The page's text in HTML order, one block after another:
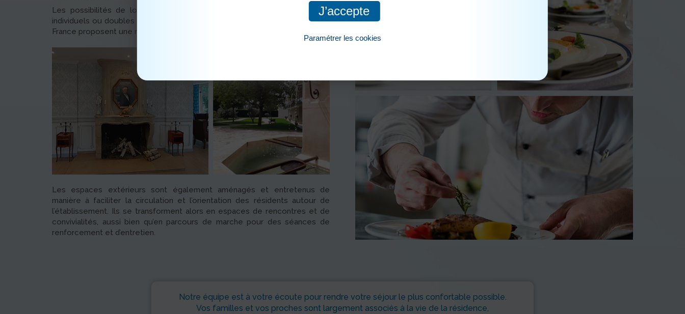
Les possibilités de logement sont variées : en chambre ou en studio,
individuels ou doubles ; à chaque type de demande, les résidences SEDNA
France proposent une réponse adaptée.
Les espaces extérieurs sont également aménagés et entretenus de
manière à faciliter la circulation et l’orientation des résidents autour de
l’établissement. Ils se transforment alors en espaces de rencontres et de
convivialités, aussi bien qu’en parcours de marche pour des séances de
renforcement et d’entretien.
Notre équipe est à votre écoute pour rendre votre séjour le plus confortable possible.
Vos familles et vos proches sont largement associés à la vie de la résidence,
J’accepte
Paramétrer les cookies